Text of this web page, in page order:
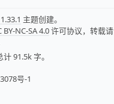
主题创建。
BY-NC-SA 4.0许可协议，转载
计 91.5k 字。
号-1